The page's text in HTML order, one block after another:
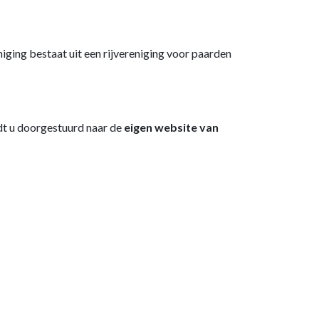
bestaat uit een rijvereniging voor paarden
u doorgestuurd naar de eigen website van